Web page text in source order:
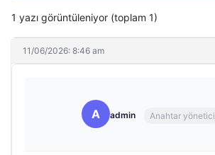
1 yazı görüntüleniyor (toplam 1)
11/06/2026: 8:46 am
A admin Anahtar yönetici